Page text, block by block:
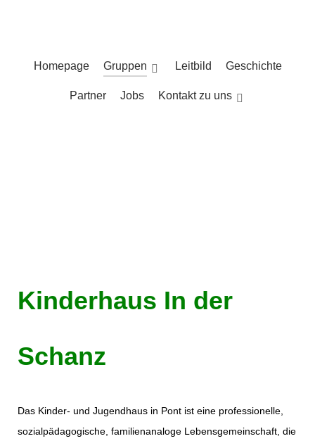
Homepage Gruppen Leitbild Geschichte
Partner Jobs Kontakt zu uns
Kinderhaus In der
Schanz
Das Kinder- und Jugendhaus in Pont ist eine professionelle,
sozialpädagogische, familienanaloge Lebensgemeinschaft, die